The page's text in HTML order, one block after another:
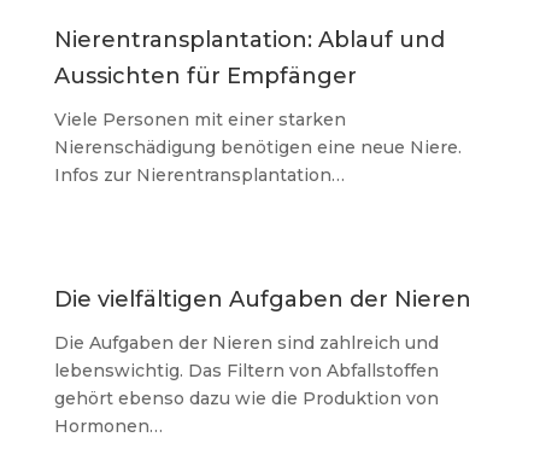
Nierentransplantation: Ablauf und
Aussichten für Empfänger
Viele Personen mit einer starken
Nierenschädigung benötigen eine neue Niere.
Infos zur Nierentransplantation…
Die vielfältigen Aufgaben der Nieren
Die Aufgaben der Nieren sind zahlreich und
lebenswichtig. Das Filtern von Abfallstoffen
gehört ebenso dazu wie die Produktion von
Hormonen…